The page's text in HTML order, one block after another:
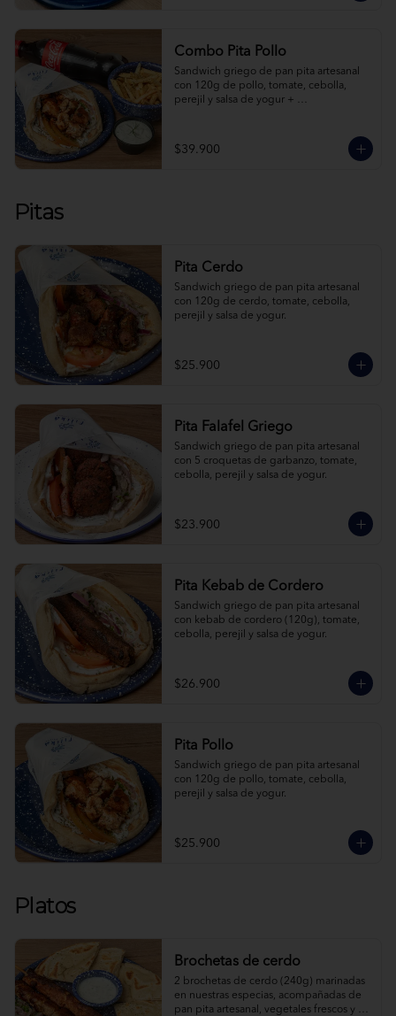
Combo Pita Pollo
Sandwich griego de pan pita artesanal
con 120g de pollo, tomate, cebolla,
perejil y salsa de yogur +
$39.900
Pitas
Pita Cerdo
Sandwich griego de pan pita artesanal
con 120g de cerdo, tomate, cebolla,
perejil y salsa de yogur.
$25.900
Pita Falafel Griego
Sandwich griego de pan pita artesanal
con 5 croquetas de garbanzo, tomate,
cebolla, perejil y salsa de yogur.
$23.900
Pita Kebab de Cordero
Sandwich griego de pan pita artesanal
con kebab de cordero (120g), tomate,
cebolla, perejil y salsa de yogur.
$26.900
Pita Pollo
Sandwich griego de pan pita artesanal
con 120g de pollo, tomate, cebolla,
perejil y salsa de yogur.
$25.900
Platos
Brochetas de cerdo
2 brochetas de cerdo (240g) marinadas
en nuestras especias, acompañadas de
pan pita artesanal, vegetales frescos y